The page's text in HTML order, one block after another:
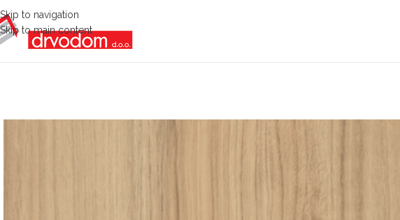
Skip to navigation
Skip to main content